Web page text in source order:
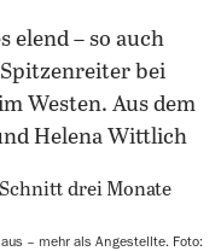
elend – so auch
bei
Westen. Aus dem
Helena Wittlich
– mehr als Angestellte. Foto: